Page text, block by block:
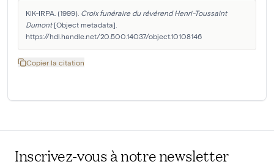
KIK-IRPA. (1999). Croix funéraire du révérend Henri-Toussaint
Dumont [Object metadata].
https://hdl.handle.net/20.500.14037/object.10108146
Copier la citation
Inscrivez-vous à notre newsletter